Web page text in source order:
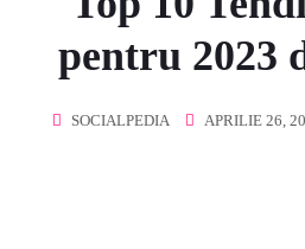
pentru 2023
SOCIALPEDIA APRILIE 26,